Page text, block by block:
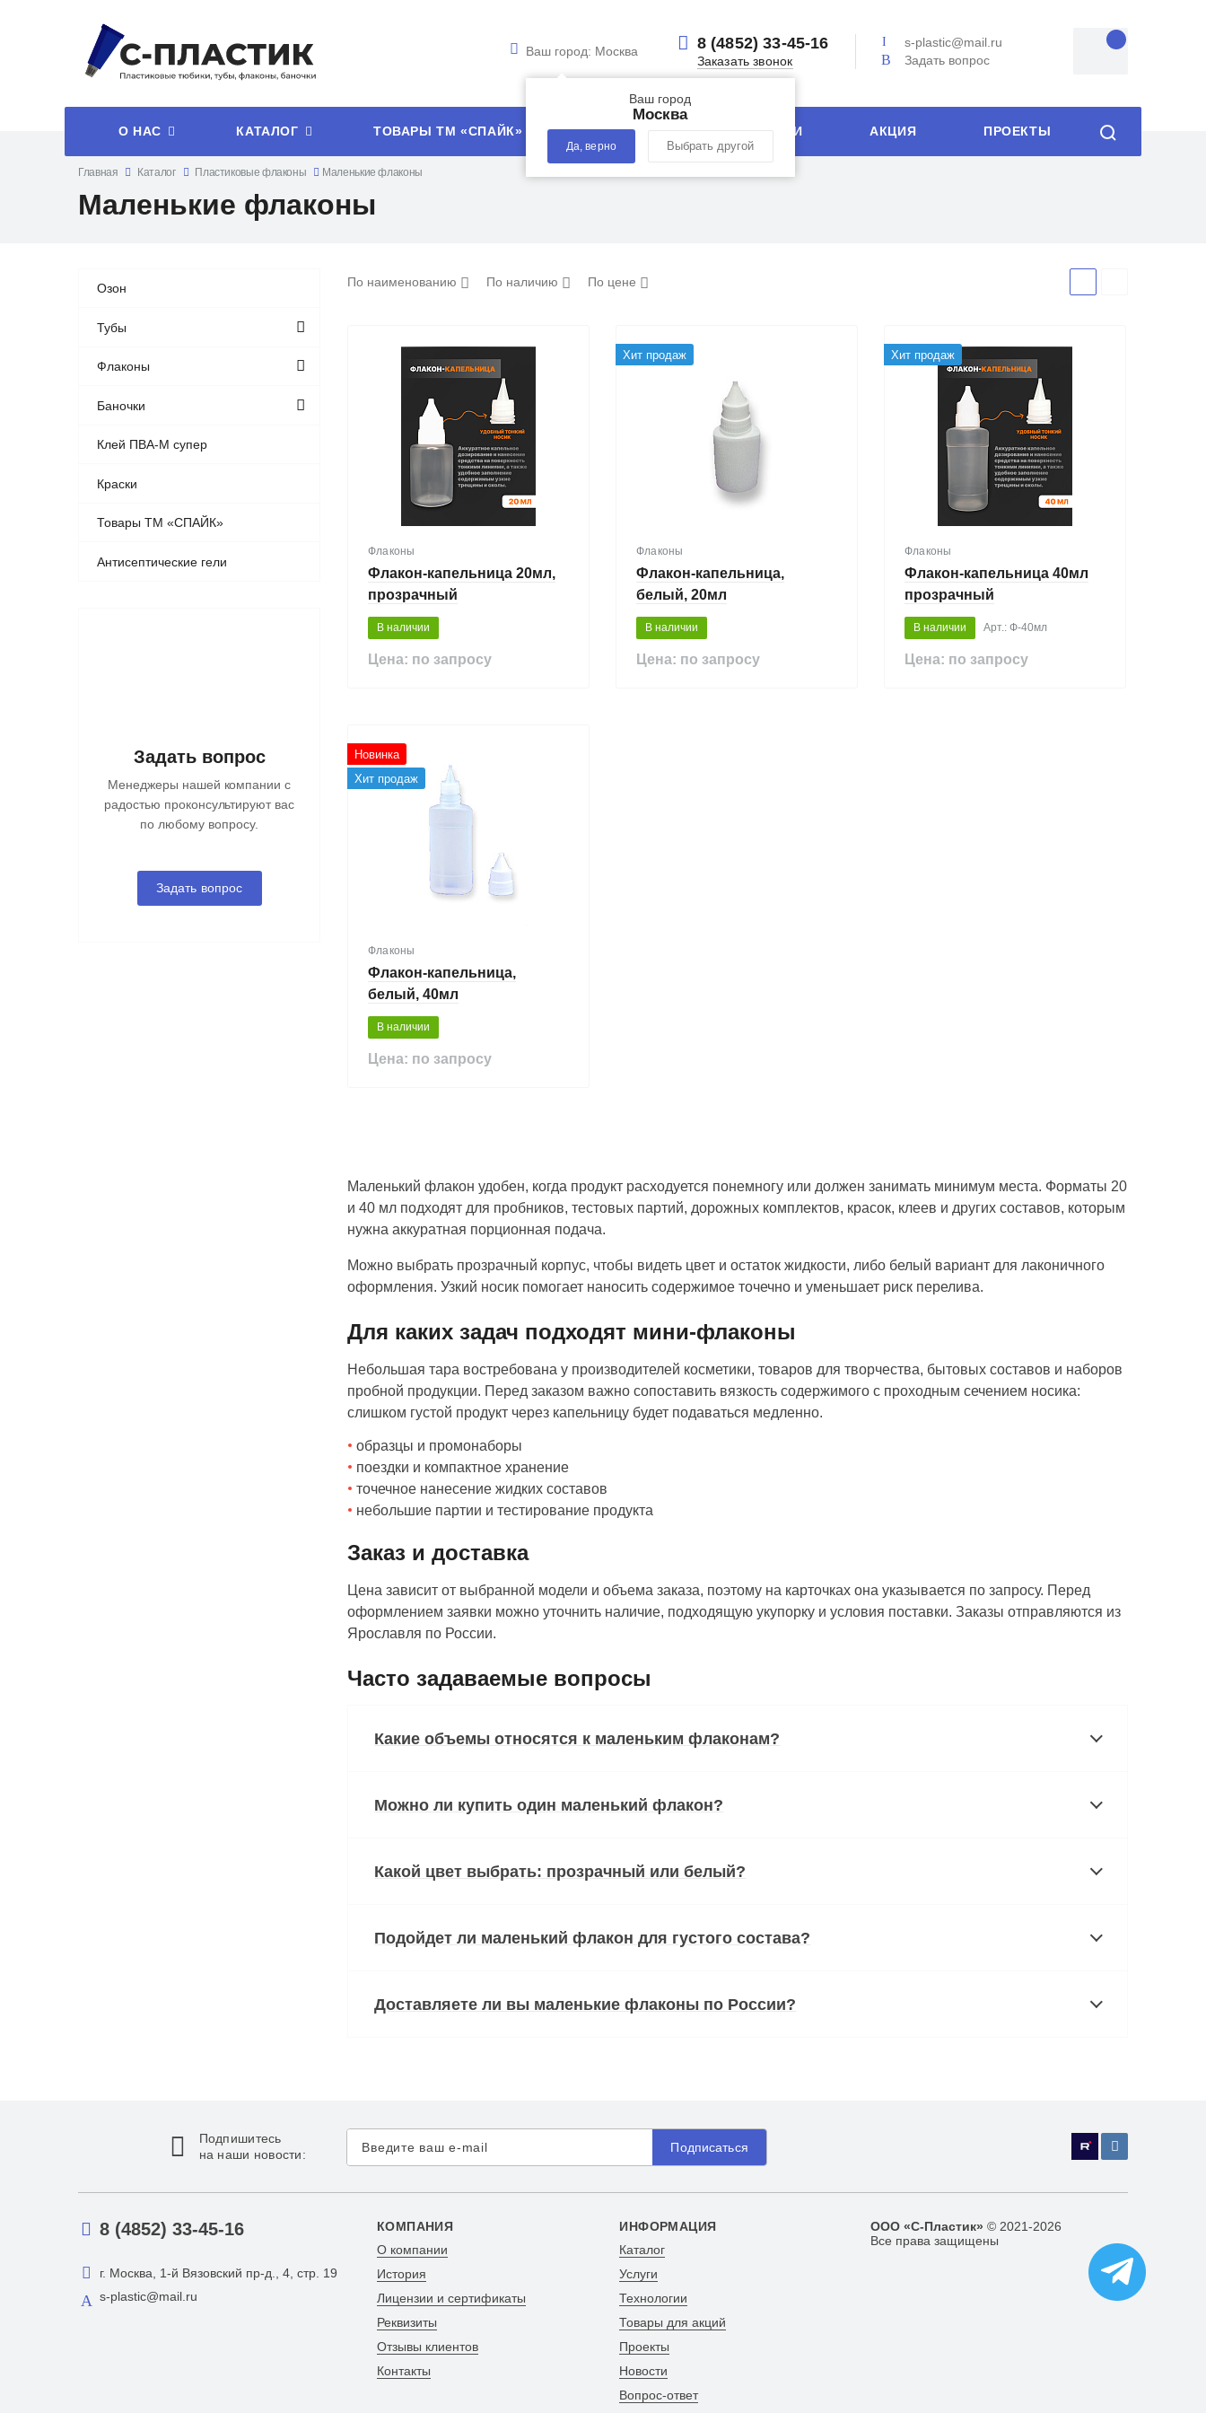
Ваш город: Москва
Ваш город
Москва
Да, верно Выбрать другой
8 (4852) 33-45-16
Заказать звонок
s-plastic@mail.ru
Задать вопрос
О НАС КАТАЛОГ ТОВАРЫ ТМ «СПАЙК» УСЛУГИ ТЕХНОЛОГИИ АКЦИЯ ПРОЕКТЫ
Главная Каталог Пластиковые флаконы Маленькие флаконы
Маленькие флаконы
Озон
Тубы
Флаконы
Баночки
Клей ПВА-М супер
Краски
Товары ТМ «СПАЙК»
Антисептические гели
Задать вопрос
Менеджеры нашей компании с
радостью проконсультируют вас
по любому вопросу.
Задать вопрос
По наименованию По наличию По цене
Флаконы
Флакон-капельница 20мл,
прозрачный
В наличии
Цена: по запросу
Хит продаж
Флаконы
Флакон-капельница,
белый, 20мл
В наличии
Цена: по запросу
Хит продаж
Флаконы
Флакон-капельница 40мл
прозрачный
В наличии Арт.: Ф-40мл
Цена: по запросу
Новинка
Хит продаж
Флаконы
Флакон-капельница,
белый, 40мл
В наличии
Цена: по запросу
Маленький флакон удобен, когда продукт расходуется понемногу или должен занимать минимум места. Форматы 20
и 40 мл подходят для пробников, тестовых партий, дорожных комплектов, красок, клеев и других составов, которым
нужна аккуратная порционная подача.
Можно выбрать прозрачный корпус, чтобы видеть цвет и остаток жидкости, либо белый вариант для лаконичного
оформления. Узкий носик помогает наносить содержимое точечно и уменьшает риск перелива.
Для каких задач подходят мини-флаконы
Небольшая тара востребована у производителей косметики, товаров для творчества, бытовых составов и наборов
пробной продукции. Перед заказом важно сопоставить вязкость содержимого с проходным сечением носика:
слишком густой продукт через капельницу будет подаваться медленно.
образцы и промонаборы
поездки и компактное хранение
точечное нанесение жидких составов
небольшие партии и тестирование продукта
Заказ и доставка
Цена зависит от выбранной модели и объема заказа, поэтому на карточках она указывается по запросу. Перед
оформлением заявки можно уточнить наличие, подходящую укупорку и условия поставки. Заказы отправляются из
Ярославля по России.
Часто задаваемые вопросы
Какие объемы относятся к маленьким флаконам?
Можно ли купить один маленький флакон?
Какой цвет выбрать: прозрачный или белый?
Подойдет ли маленький флакон для густого состава?
Доставляете ли вы маленькие флаконы по России?
Подпишитесь
на наши новости:
Подписаться
8 (4852) 33-45-16
г. Москва, 1-й Вязовский пр-д., 4, стр. 19
s-plastic@mail.ru
КОМПАНИЯ
О компании
История
Лицензии и сертификаты
Реквизиты
Отзывы клиентов
Контакты
ИНФОРМАЦИЯ
Каталог
Услуги
Технологии
Товары для акций
Проекты
Новости
Вопрос-ответ
ООО «С-Пластик» © 2021-2026
Все права защищены